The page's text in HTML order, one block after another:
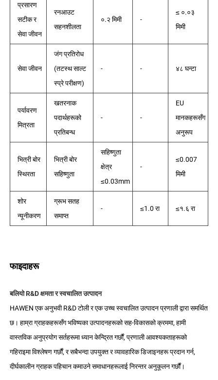
प्रसारण
सटीक र
सेवा जीवन
रनआउट
सहनशीलता
०.२ मिमी -
≤ ०.०३
मिमी
सेवा जीवन
जंग प्रतिरोध
(तटस्थ साल्ट
स्प्रे परीक्षण)
- - ४८ घन्टा
पर्यावरण
मित्रता
खतरनाक
पदार्थहरूको
प्रतिबन्ध
- -
EU
मानकहरूसँग
अनुरूप
भित्री बोर
स्थिरता
भित्री बोर
सहिष्णुता
सहिष्णुता
क्षेत्र
≤0.03mm
-
≤0.007
मिमी
शोर
न्यूनीकरण
ग्रूभ सतह
समाप्त
- ≤1.0 रा ≤१.६ रा
फाइदाहरू
बलियो R&D क्षमता र स्वचालित उत्पादन
HAWEN एक अनुभवी R&D टोली र एक उच्च स्वचालित उत्पादन प्रणाली द्वारा समर्थित
छ। हाम्रा ग्राहकहरूसँग भविष्यका उत्पादनहरूको सह-विकासको क्रममा, हामी
वास्तविक अनुप्रयोग सर्तहरूमा ध्यान केन्द्रित गर्छौं, प्रणाली आवश्यकताहरूको
गहिराइमा विश्लेषण गर्छौं, र सबैभन्दा उपयुक्त र व्यावहारिक डिजाइनहरू प्रदान गर्न,
दीर्घकालीन ग्राहक पहिचान कमाउने समाधानहरूलाई निरन्तर अनुकूलन गर्छौं।